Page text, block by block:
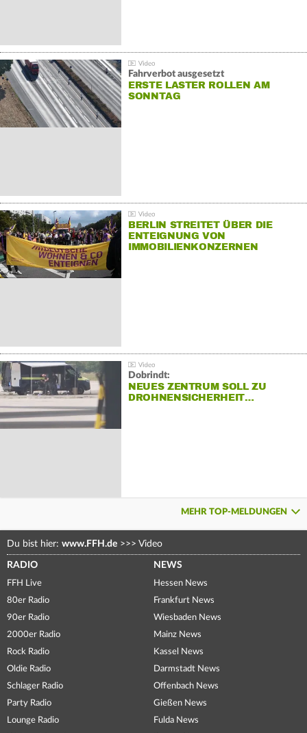
Fahrverbot ausgesetzt
ERSTE LASTER ROLLEN AM
SONNTAG
BERLIN STREITET ÜBER DIE
ENTEIGNUNG VON
IMMOBILIENKONZERNEN
Dobrindt:
NEUES ZENTRUM SOLL ZU
DROHNENSICHERHEIT…
MEHR TOP-MELDUNGEN
Du bist hier: www.FFH.de >>> Video
RADIO
FFH Live
80er Radio
90er Radio
2000er Radio
Rock Radio
Oldie Radio
Schlager Radio
Party Radio
Lounge Radio
NEWS
Hessen News
Frankfurt News
Wiesbaden News
Mainz News
Kassel News
Darmstadt News
Offenbach News
Gießen News
Fulda News